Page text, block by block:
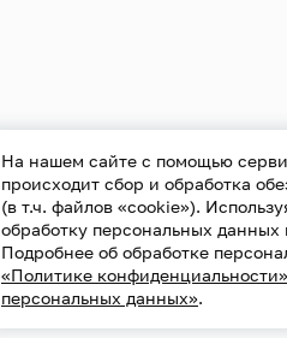
Обработка
На нашем сайте с помощью
происходит сбор и обработка
(в т.ч. файлов «cookie»).
обработку персональных
Подробнее об обработке
«Политике конфиденциальности»
персональных данных».